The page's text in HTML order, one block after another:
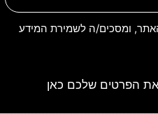
ומסכים/ה לשמירת המידע
את הפרטים שלכם כאן